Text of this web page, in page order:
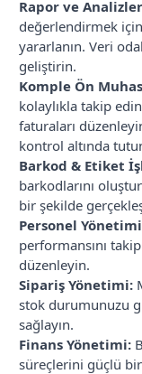
Rapor ve
değerlendirmek
yararlanın. Veri
geliştirin.
Komple Ön
kolaylıkla takip
faturaları
kontrol altında
Barkod & Etiket
barkodlarını
bir şekilde
Personel
performansını
düzenleyin.
Sipariş Yönetimi:
stok durumunuzu
sağlayın.
Finans Yönetimi:
süreçlerini güçlü